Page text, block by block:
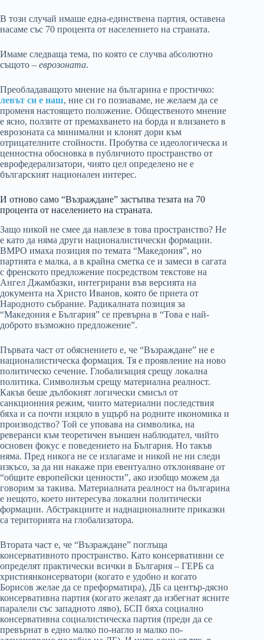
В този случай имаше една-единствена партия, оставена
насаме със 70 процента от населението на страната.
Имаме следваща тема, по която се случва абсолютно
същото – еврозоната.
Преобладаващото мнение на българина е простичко:
левът си е наш, ние си го познаваме, не желаем да се
променя настоящето положение. Общественото мнение
е ясно, ползите от премахването на борда и влизането в
еврозоната са минимални и клонят дори към
отрицателните стойности. Пробутва се идеологическа и
ценностна обосновка в публичното пространство от
еврофедерализатори, чиято цел определено не е
българският национален интерес.
И отново само “Възраждане” застъпва тезата на 70
процента от населението на страната.
Защо никой не смее да навлезе в това пространство? Не
е като да няма други националистически формации.
ВМРО имаха позиция по темата “Македония”, но
партията е малка, а в крайна сметка се и замеси в сагата
с френското предложение посредством текстове на
Ангел Джамбазки, интегрирани във версията на
документа на Христо Иванов, която бе приета от
Народното събрание. Радикалната позиция за
“Македония е България” се превърна в “Това е най-
доброто възможно предложение”.
Първата част от обяснението е, че “Възраждане” не е
националистическа формация. Тя е проявление на ново
политическо сечение. Глобализация срещу локална
политика. Символизъм срещу материална реалност.
Какъв беше дълбокият логически смисъл от
санкционния режим, чиито материални последствия
бяха и са почти изцяло в ущърб на родните икономика и
производство? Той се уповава на символика, на
реверанси към теоретичен външен наблюдател, чийто
основен фокус е поведението на България. Но такъв
няма. Пред никога не се излагаме и никой не ни следи
изкъсо, за да ни накаже при евентуално отклоняване от
“общите европейски ценности”, ако изобщо можем да
говорим за такива. Материалната реалност на българина
е нещото, което интересува локални политически
формации. Абстракциите и наднационалните приказки
са територията на глобализатора.
Втората част е, че “Възраждане” поглъща
консервативното пространство. Като консервативни се
определят практически всички в България – ГЕРБ са
християнконсерватори (когато е удобно и когато
Борисов желае да се преформатира), ДБ са център-дясно
консервативна партия (когато желаят да избегнат ясните
паралели със западното ляво), БСП бяха социално
консервативна социалистическа партия (преди да се
превърнат в едно малко по-нагло и малко по-